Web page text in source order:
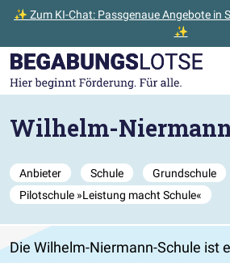
✨ Zum KI-Chat: Passgenaue Angebote in
✨
Zum Hauptinhalt der Seite springen
Zur Startseite gehen
Wilhelm-
Anbieter Schule
Grundschule
Pilotschule »Leistung macht Schule«
Die Wilhelm-Niermann-Schule ist